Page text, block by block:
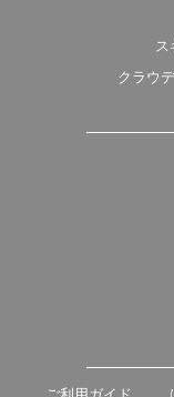
クラウ